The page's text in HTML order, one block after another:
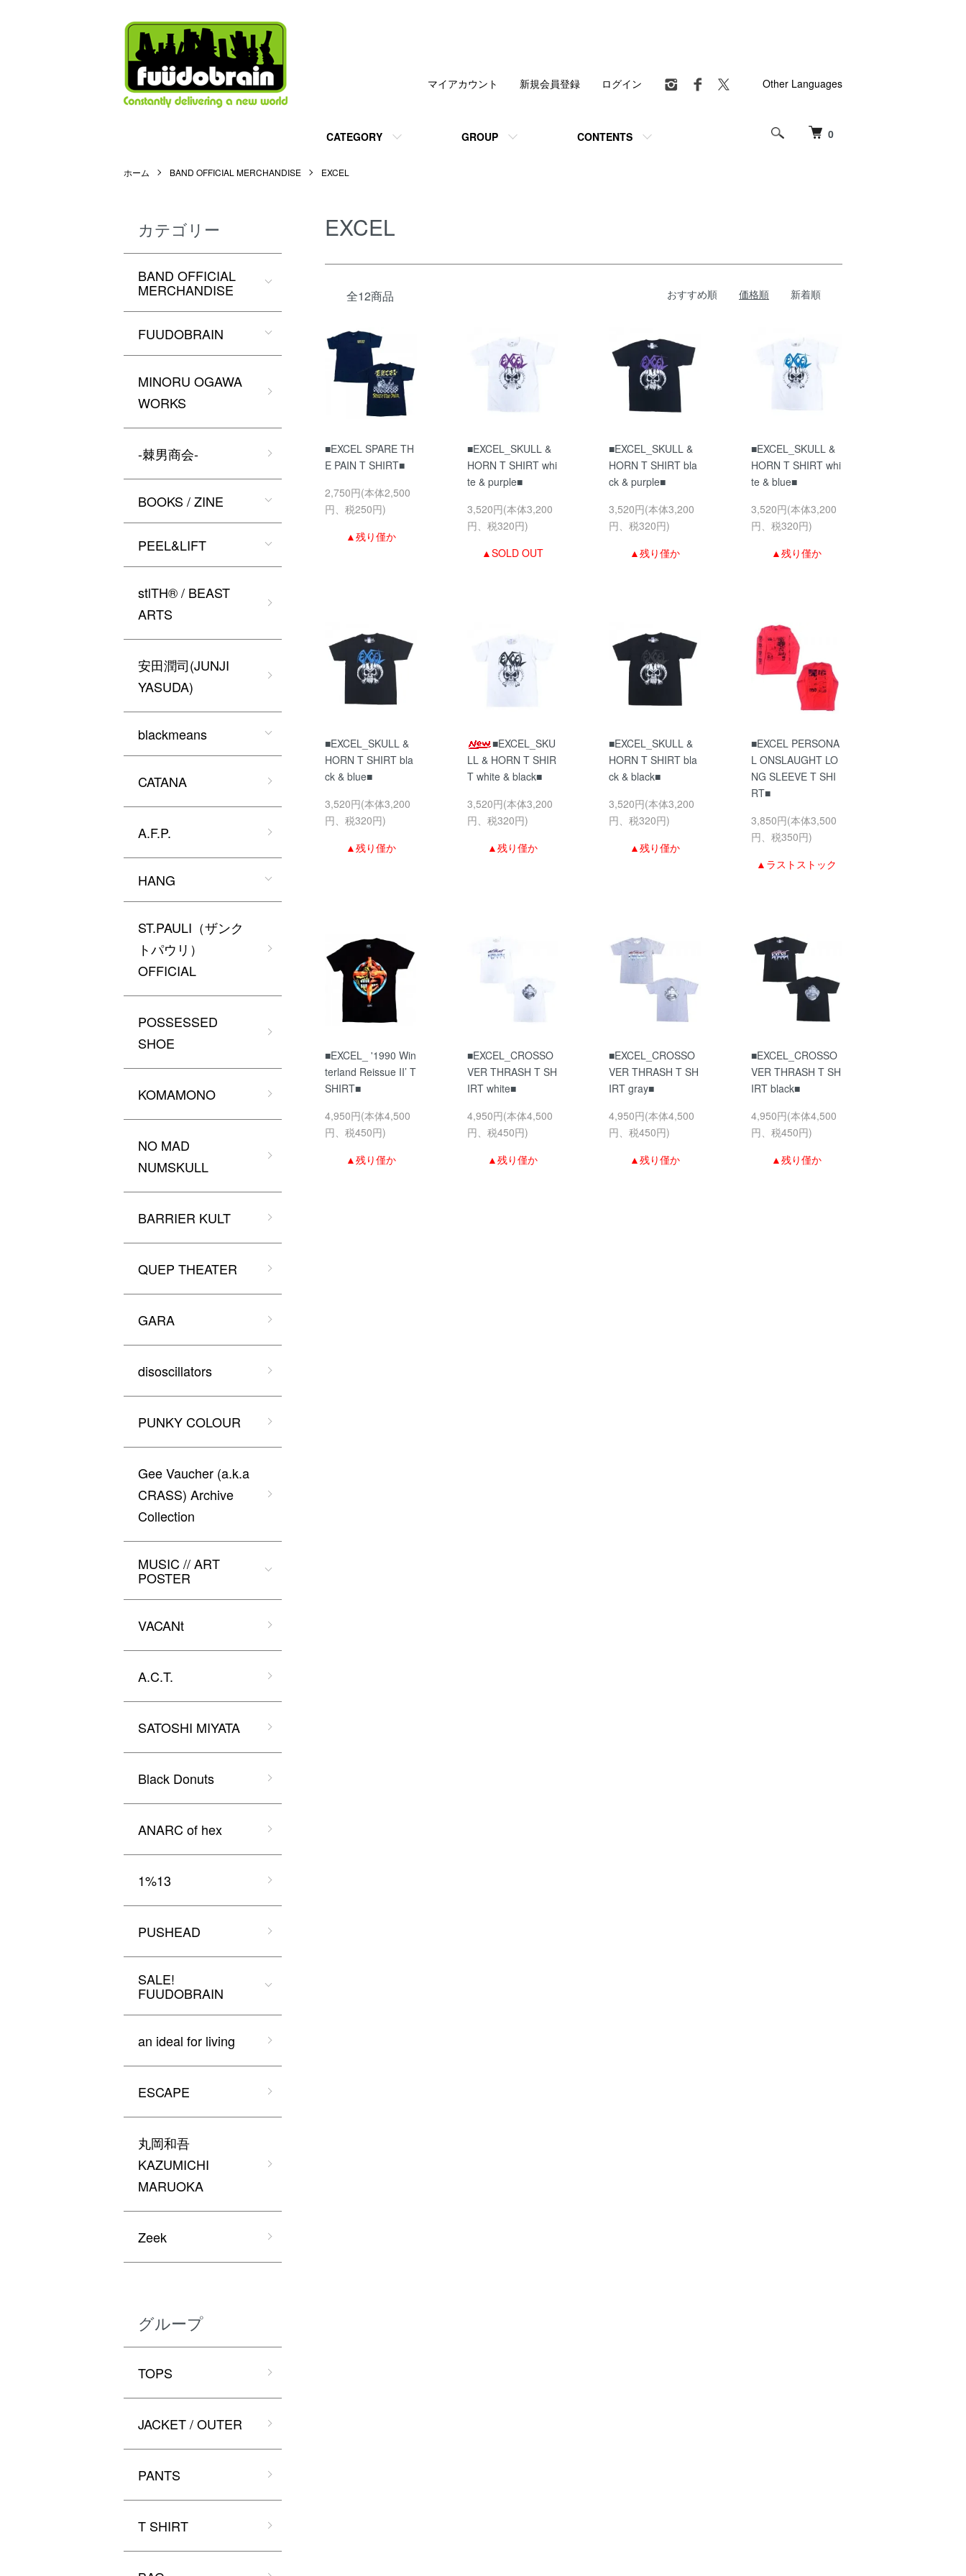
0
CATEGORY GROUP CONTENTS
マイアカウント 新規会員登録 ログイン Other Languages
ホーム BAND OFFICIAL MERCHANDISE EXCEL
EXCEL
全12商品 おすすめ順 価格順 新着順
■EXCEL SPARE TH
E PAIN T SHIRT■
2,750円(本体2,500
円、税250円)
▲残り僅か
■EXCEL_SKULL &
HORN T SHIRT whi
te & purple■
3,520円(本体3,200
円、税320円)
▲SOLD OUT
■EXCEL_SKULL &
HORN T SHIRT bla
ck & purple■
3,520円(本体3,200
円、税320円)
▲残り僅か
■EXCEL_SKULL &
HORN T SHIRT whi
te & blue■
3,520円(本体3,200
円、税320円)
▲残り僅か
■EXCEL_SKULL &
HORN T SHIRT bla
ck & blue■
3,520円(本体3,200
円、税320円)
▲残り僅か
■EXCEL_SKU
LL & HORN T SHIR
T white & black■
3,520円(本体3,200
円、税320円)
▲残り僅か
■EXCEL_SKULL &
HORN T SHIRT bla
ck & black■
3,520円(本体3,200
円、税320円)
▲残り僅か
■EXCEL PERSONA
L ONSLAUGHT LO
NG SLEEVE T SHI
RT■
3,850円(本体3,500
円、税350円)
▲ラストストック
■EXCEL_ '1990 Win
terland Reissue II’ T
SHIRT■
4,950円(本体4,500
円、税450円)
▲残り僅か
■EXCEL_CROSSO
VER THRASH T SH
IRT white■
4,950円(本体4,500
円、税450円)
▲残り僅か
■EXCEL_CROSSO
VER THRASH T SH
IRT gray■
4,950円(本体4,500
円、税450円)
▲残り僅か
■EXCEL_CROSSO
VER THRASH T SH
IRT black■
4,950円(本体4,500
円、税450円)
▲残り僅か
カテゴリー
BAND OFFICIAL
MERCHANDISE
FUUDOBRAIN
MINORU OGAWA
WORKS
-棘男商会-
BOOKS / ZINE
PEEL&LIFT
stlTH® / BEAST
ARTS
安田潤司(JUNJI
YASUDA)
blackmeans
CATANA
A.F.P.
HANG
ST.PAULI（ザンク
トパウリ）
OFFICIAL
POSSESSED
SHOE
KOMAMONO
NO MAD
NUMSKULL
BARRIER KULT
QUEP THEATER
GARA
disoscillators
PUNKY COLOUR
Gee Vaucher (a.k.a
CRASS) Archive
Collection
MUSIC // ART
POSTER
VACANt
A.C.T.
SATOSHI MIYATA
Black Donuts
ANARC of hex
1%13
PUSHEAD
SALE!
FUUDOBRAIN
an ideal for living
ESCAPE
丸岡和吾
KAZUMICHI
MARUOKA
Zeek
グループ
TOPS
JACKET / OUTER
PANTS
T SHIRT